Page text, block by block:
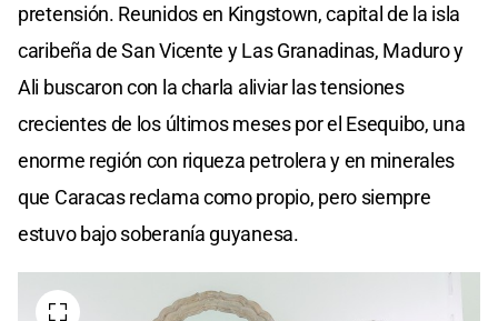
pretensión. Reunidos en Kingstown, capital de la isla
caribeña de San Vicente y Las Granadinas, Maduro y
Ali buscaron con la charla aliviar las tensiones
crecientes de los últimos meses por el Esequibo, una
enorme región con riqueza petrolera y en minerales
que Caracas reclama como propio, pero siempre
estuvo bajo soberanía guyanesa.